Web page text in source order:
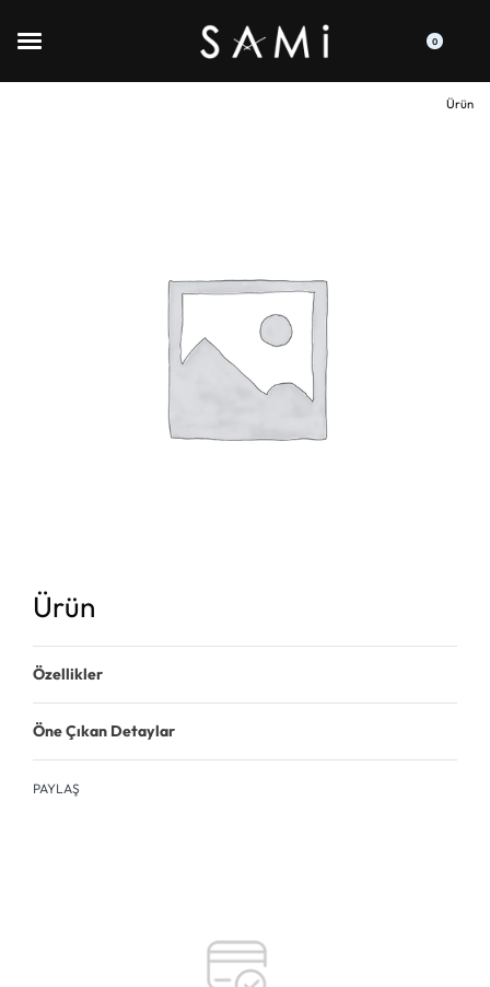
0
Ürün
Ürün
Özellikler
Öne Çıkan Detaylar
PAYLAŞ